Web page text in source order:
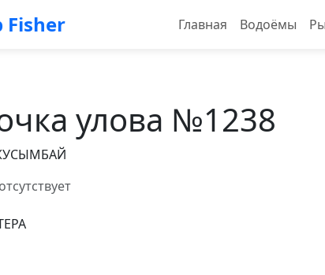
Fisher Главная Водоёмы
улова №1238